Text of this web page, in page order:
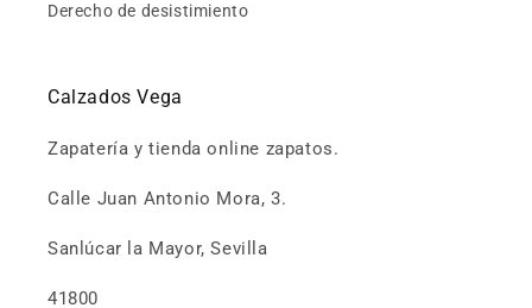
Derecho de desistimiento
Calzados Vega
Zapatería y tienda online zapatos.
Calle Juan Antonio Mora, 3.
Sanlúcar la Mayor, Sevilla
41800